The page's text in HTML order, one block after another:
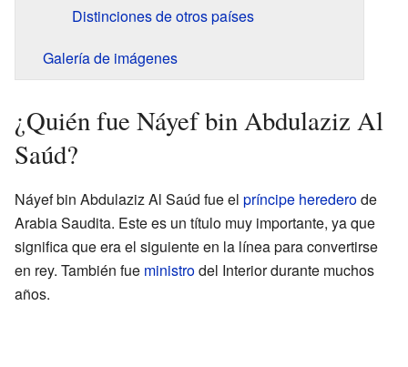
Distinciones de otros países
Galería de imágenes
¿Quién fue Náyef bin Abdulaziz Al
Saúd?
Náyef bin Abdulaziz Al Saúd fue el príncipe herederode
Arabia Saudita. Este es un título muy importante, ya que
significa que era el siguiente en la línea para convertirse
en rey. También fue ministrodel Interior durante muchos
años.